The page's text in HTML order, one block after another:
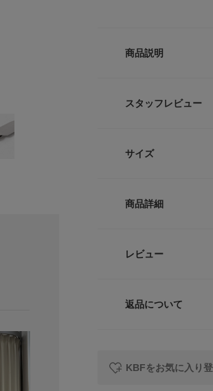
商品説明
フラットメタルを
【2026 Spring/
の確認が可能です。
スタッフレビュー
サイズ
商品詳細
レビュー
返品について
KBFをお気に入り